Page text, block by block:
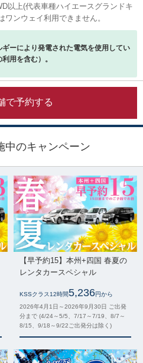
以上(代表車種ハイエースグランドキ
ワンウェイ利用できません。
ーにより発電された電気を使用してい
用を含む）。
で予約する
中のキャンペーン
【早予約15】本州+四国 春夏の
レンタカースペシャル
KSSクラス12時間5,236円から
2026年4月1日～2026年9月30日 ご出発
分まで (4/24～5/5、7/17～7/19、8/7～
8/15、9/18～9/22ご出発分は除く)